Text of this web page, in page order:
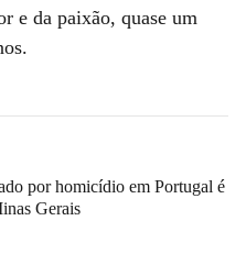
e da paixão, quase um
por homicídio em Portugal é
Gerais